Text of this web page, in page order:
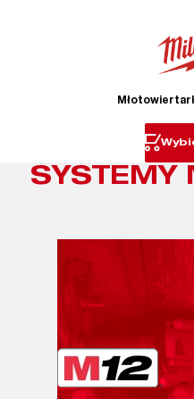
SYSTEMY